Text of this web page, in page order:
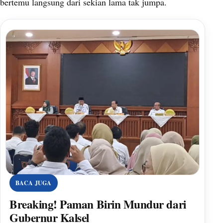
BACA JUGA
Breaking! Paman Birin Mundur dari
Gubernur Kalsel